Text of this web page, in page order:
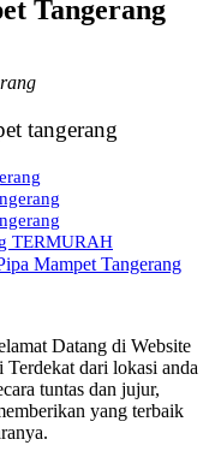
Tangerang
tangerang
TERMURAH
Mampet Tangerang
Datang di Website
dari lokasi anda
tuntas dan jujur,
yang terbaik